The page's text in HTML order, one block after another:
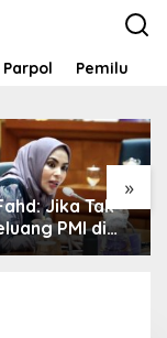
Parpol Pemilu
»
Jika Tak
PMI di
Bisa Jadi